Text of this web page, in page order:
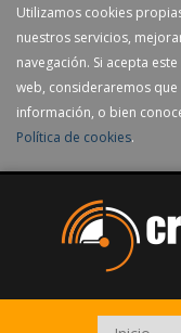
Utilizamos cookies
nuestros servicios,
navegación. Si acepta
web, consideraremos
información, o bien
Política de cookies.